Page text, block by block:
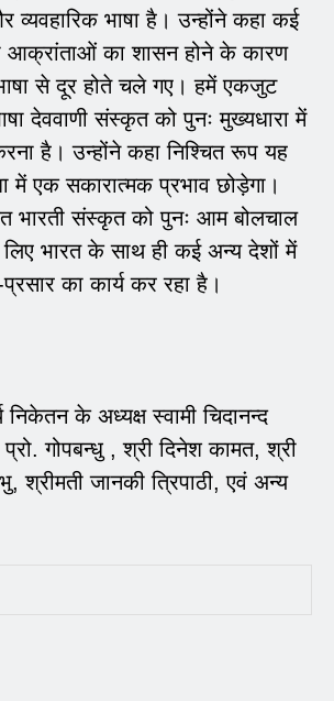
व्यवहारिक भाषा है। उन्होंने कहा कई
आक्रांताओं का शासन होने के कारण
से दूर होते चले गए। हमें एकजुट
देववाणी संस्कृत को पुनः मुख्यधारा में
है। उन्होंने कहा निश्चित रूप यह
में एक सकारात्मक प्रभाव छोड़ेगा।
भारती संस्कृत को पुनः आम बोलचाल
लिए भारत के साथ ही कई अन्य देशों में
का कार्य कर रहा है।
के अध्यक्ष स्वामी चिदानन्द
गोपबन्धु , श्री दिनेश कामत, श्री
श्रीमती जानकी त्रिपाठी, एवं अन्य